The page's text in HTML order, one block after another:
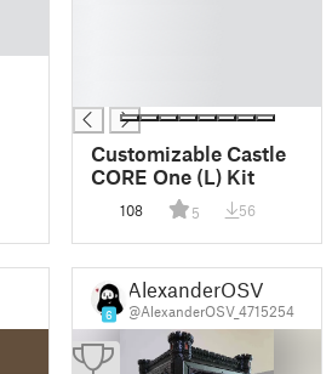
Customizable Castle
CORE One (L) Kit
108 5 56
6
AlexanderOSV
@AlexanderOSV_4715254